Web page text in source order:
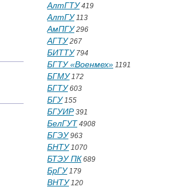
АлтГТУ419
АлтГУ113
АмПГУ296
АГТУ267
БИТТУ794
БГТУ «Военмех» 1191
БГМУ172
БГТУ603
БГУ155
БГУИР391
БелГУТ 4908
БГЭУ963
БНТУ1070
БТЭУ ПК 689
БрГУ179
ВНТУ120